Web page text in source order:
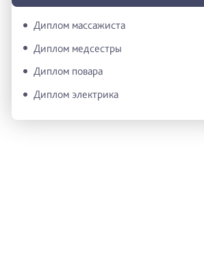
Диплом массажиста
Диплом медсестры
Диплом повара
Диплом электрика